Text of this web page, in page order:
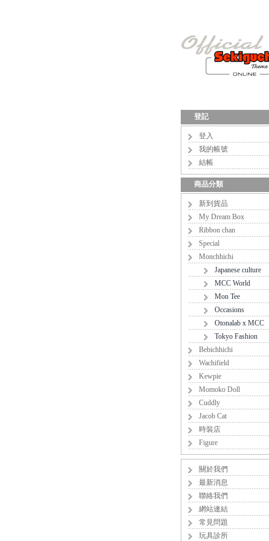
登記
登入
我的帳號
結帳
商品分類
新到貨品
My Dream Box
Ribbon chan
Special
Monchhichi
Japanese culture
MCC World
Mon Tee
Occasions
Otonalab x MCC
Tokyo Fashion
Bebichhichi
Wachifield
Kewpie
Momoko Doll
Cuddly
Jacob Cat
時裝店
Figure
關於我們
最新消息
聯絡我們
網站連結
常見問題
玩具診所